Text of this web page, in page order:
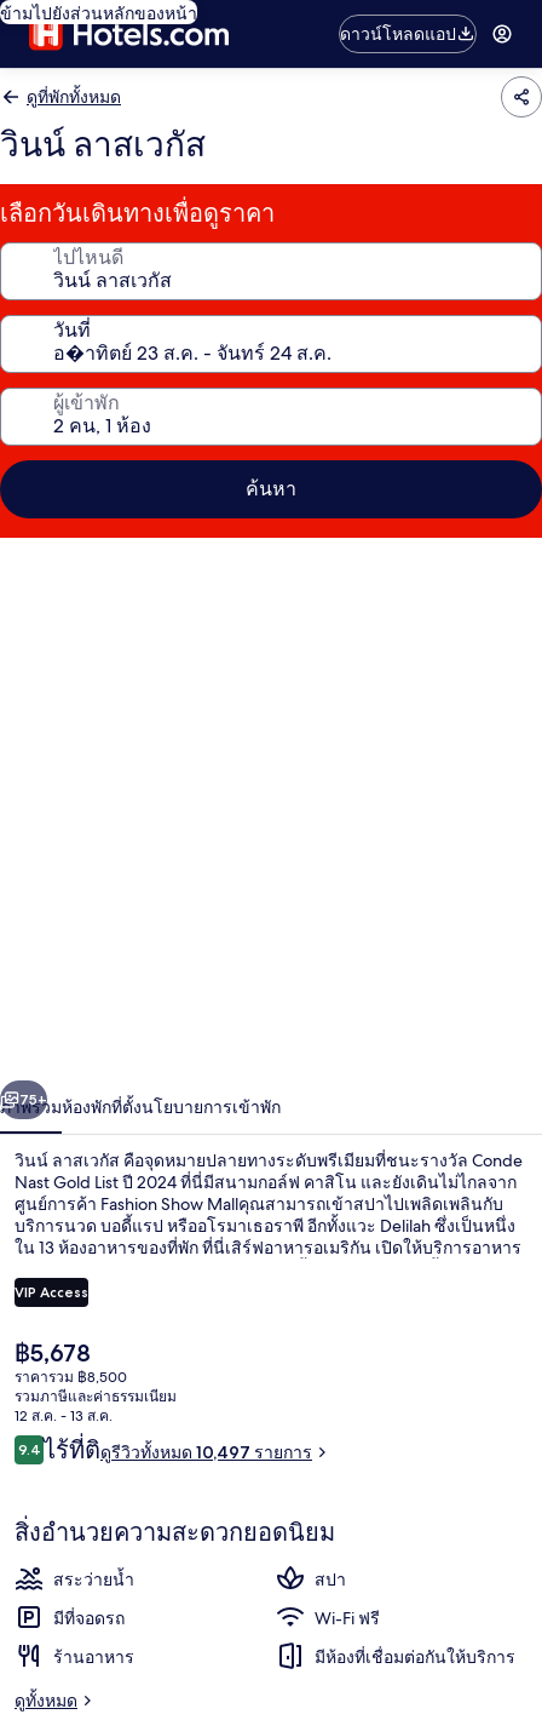
ข้ามไปยังส่วนหลักของหน้า
ดาวน์โหลดแอป
ดูที่พักทั้งหมด
วินน์ ลาสเวกัส
เลือกวันเดินทางเพื่อดูราคา
ไปไหนดี
วันที่
ผู้เข้าพัก
ค้นหา
เวกั
ส
า
ถัดไป
75+
ภาพรวมห้องพักที่ตั้งนโยบายการเข้าพัก
วินน์ ลาสเวกัส คือจุดหมายปลายทางระดับพรีเมียมที่ชนะรางวัล Conde
Nast Gold List ปี 2024 ที่นี่มีสนามกอล์ฟ คาสิโน และยังเดินไม่ไกลจาก
ศูนย์การค้า Fashion Show Mallคุณสามารถเข้าสปาไปเพลิดเพลินกับ
บริการนวด บอดี้แรป หรืออโรมาเธอราพี อีกทั้งแวะ Delilah ซึ่งเป็นหนึ่ง
ใน 13 ห้องอาหารของที่พัก ที่นี่เสิร์ฟอาหารอเมริกัน เปิดให้บริการอาหาร
บาร์ริมสระว่ายน้ำ และเฮลท์คลับ นักเดินทางล้วนแล้วแต่ประทับใจสระ
ว่ายน้ำและเตียงนอนที่สบาย
VIP Access
ราคา
ปัจจุบัน
฿5,678
฿5,678
ราคารวม ฿8,500
รวมภาษีและค่าธรรมเนียม
12 ส.ค. - 13 ส.ค.
รีวิว
9.49.4 จาก 10
ไร้ที่ติดูรีวิวทั้งหมด 10,497 รายการ
สิ่งอำนวยความสะดวกยอดนิยม
สระว่ายน้ำ
สปา
มีที่จอดรถ
Wi-Fi ฟรี
ร้านอาหาร
มีห้องที่เชื่อมต่อกันให้บริการ
ดูทั้งหมด